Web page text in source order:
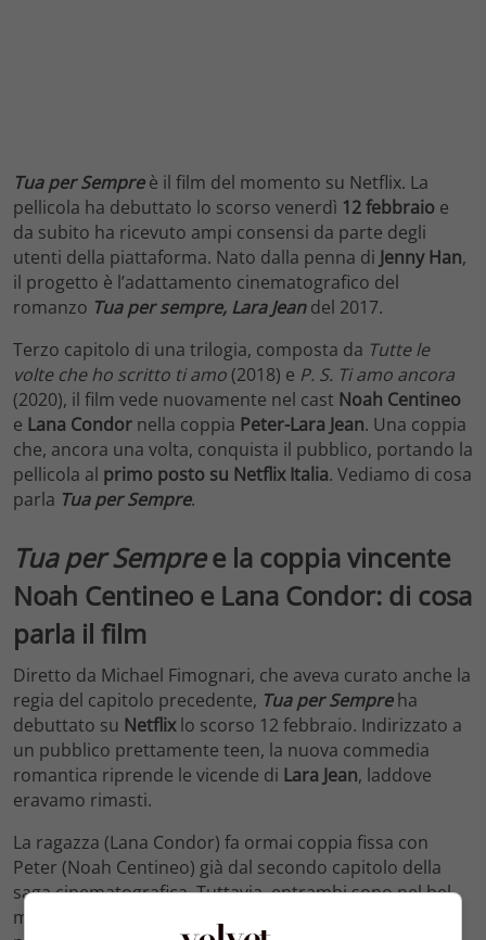
Tua per Sempreè il film del momento su Netflix. La
pellicola ha debuttato lo scorso venerdì 12 febbraio e
da subito ha ricevuto ampi consensi da parte degli
utenti della piattaforma. Nato dalla penna di Jenny Han,
il progetto è l’adattamento cinematografico del
romanzo Tua per sempre, Lara Jeandel 2017.
Terzo capitolo di una trilogia, composta da Tutte le
volte che ho scritto ti amo(2018) e P. S. Ti amo ancora
(2020), il film vede nuovamente nel cast Noah Centineo
e Lana Condor nella coppia Peter-Lara Jean. Una coppia
che, ancora una volta, conquista il pubblico, portando la
pellicola al primo posto su Netflix Italia. Vediamo di cosa
parla Tua per Sempre.
Tua per Sempree la coppia vincente
Noah Centineo e Lana Condor: di cosa
parla il film
Diretto da Michael Fimognari, che aveva curato anche la
regia del capitolo precedente, Tua per Sempreha
debuttato su Netflixlo scorso 12 febbraio. Indirizzato a
un pubblico prettamente teen, la nuova commedia
romantica riprende le vicende di Lara Jean, laddove
eravamo rimasti.
La ragazza (Lana Condor) fa ormai coppia fissa con
Peter (Noah Centineo) già dal secondo capitolo della
saga cinematografica. Tuttavia, entrambi sono nel bel
mezzo di un percorso di crescita che li sta portando